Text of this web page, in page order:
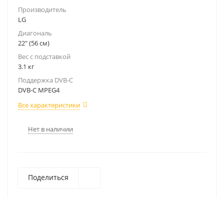
Производитель
LG
Диагональ
22" (56 см)
Вес с подставкой
3.1 кг
Поддержка DVB-C
DVB-C MPEG4
Все характеристики
Нет в наличии
Поделиться